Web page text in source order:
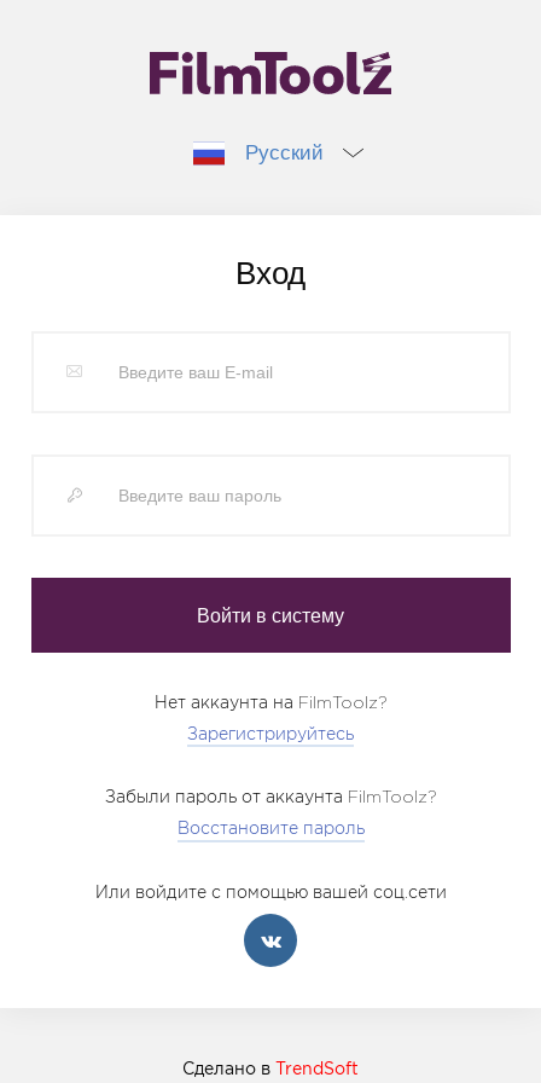
Русский
Вход
Нет аккаунта на FilmToolz?
Зарегистрируйтесь
Забыли пароль от аккаунта FilmToolz?
Восстановите пароль
Или войдите с помощью вашей соц.сети
Сделано в TrendSoft